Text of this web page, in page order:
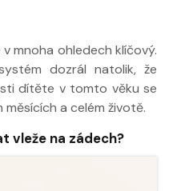
mnoha ohledech klíčový.
dozrál natolik, že
dítěte v tomto věku se
a celém životě.
vleže na zádech?